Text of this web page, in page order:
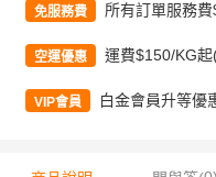
免服務費 所有訂單服務
空運優惠 運費$150/KG
VIP會員 白金會員升等優